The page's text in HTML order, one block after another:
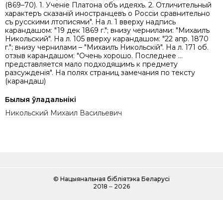
(869–70). 1. Ученіе Платона объ идеяхъ. 2. Отличительный
характеръ сказаній иностранцевъ о Россіи сравнительно
съ русскими лѣтописями". На л. 1 вверху надпись
карандашом: "19 дек 1869 г."; внизу чернилами: "Михаилъ
Никольский". На л. 105 вверху карандашом: "22 апр. 1870
г."; внизу чернилами – "Михаилъ Никольскій". На л. 171 об.
отзыв карандашом: "Очень хорошо. Последнее …
представляется мало подходящимъ к предмету
разсужденiя". На полях страниц замечания по тексту
(карандаш)
Былыя ўладальнікі
Никольский Михаил Васильевич
© Нацыянальная бібліятэка Беларусі
2018 ‒ 2026